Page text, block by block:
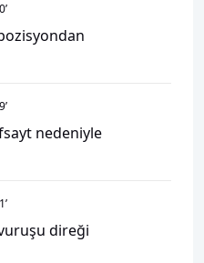
’
’
nedeniyle
’
direği